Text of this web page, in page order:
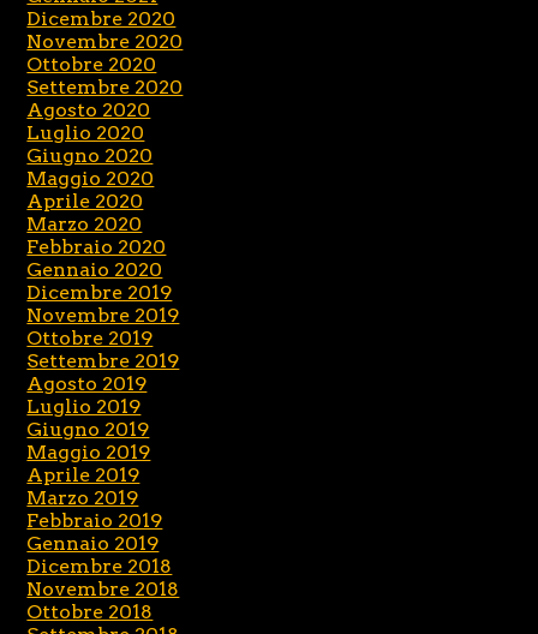
Dicembre 2020
Novembre 2020
Ottobre 2020
Settembre 2020
Agosto 2020
Luglio 2020
Giugno 2020
Maggio 2020
Aprile 2020
Marzo 2020
Febbraio 2020
Gennaio 2020
Dicembre 2019
Novembre 2019
Ottobre 2019
Settembre 2019
Agosto 2019
Luglio 2019
Giugno 2019
Maggio 2019
Aprile 2019
Marzo 2019
Febbraio 2019
Gennaio 2019
Dicembre 2018
Novembre 2018
Ottobre 2018